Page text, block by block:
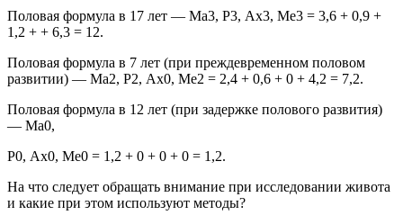
Половая формула в 17 лет — Ма3, Р3, Ах3, Ме3 = 3,6 + 0,9 +
1,2 + + 6,3 = 12.
Половая формула в 7 лет (при преждевременном половом
развитии) — Ма2, Р2, Ах0, Ме2 = 2,4 + 0,6 + 0 + 4,2 = 7,2.
Половая формула в 12 лет (при задержке полового развития)
— Ма0,
Р0, Ах0, Ме0 = 1,2 + 0 + 0 + 0 = 1,2.
На что следует обращать внимание при исследовании живота
и какие при этом используют методы?